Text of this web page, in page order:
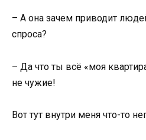
– А она зачем приводит
спроса?
– Да что ты всё «моя
не чужие!
Вот тут внутри меня что-то